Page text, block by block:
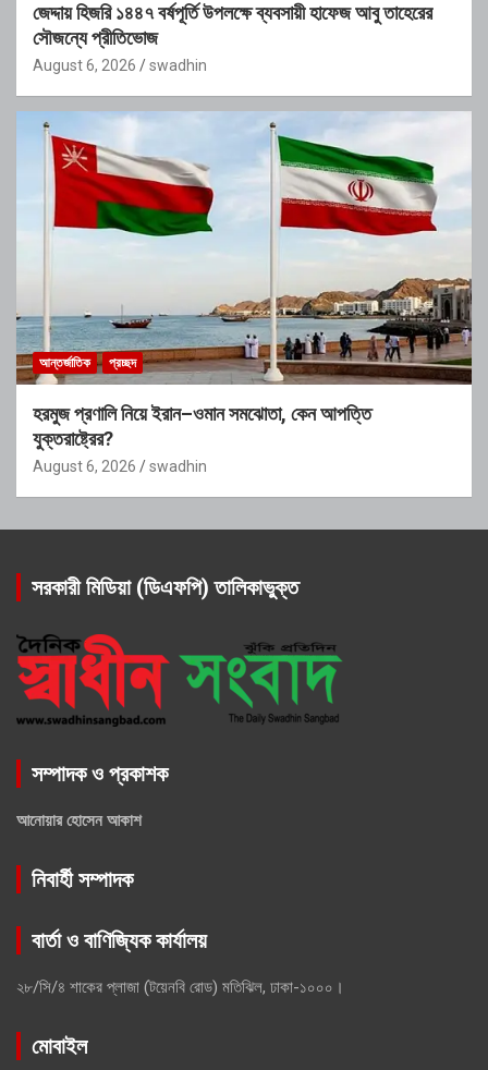
জেদ্দায় হিজরি ১৪৪৭ বর্ষপূর্তি উপলক্ষে ব্যবসায়ী হাফেজ আবু তাহেরের
সৌজন্যে প্রীতিভোজ
August 6, 2026 swadhin
আন্তর্জাতিক প্রচ্ছদ
হরমুজ প্রণালি নিয়ে ইরান–ওমান সমঝোতা, কেন আপত্তি
যুক্তরাষ্ট্রের?
August 6, 2026 swadhin
সরকারী মিডিয়া (ডিএফপি) তালিকাভুক্ত
সম্পাদক ও প্রকাশক
আনোয়ার হোসেন আকাশ
নিবার্হী সম্পাদক
বার্তা ও বাণিজ্যিক কার্যালয়
২৮/সি/৪ শাকের প্লাজা (টয়েনবি রোড) মতিঝিল, ঢাকা-১০০০।
মোবাইল